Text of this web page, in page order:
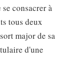
consacrer à
tous deux
major de sa
d'une